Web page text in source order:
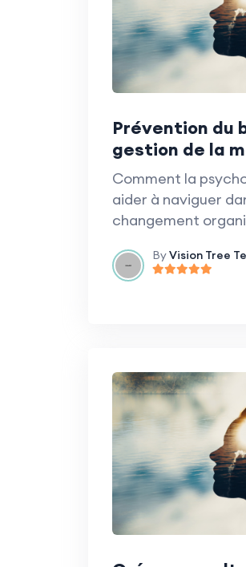
Prévention du
gestion de la
Comment la
aider à naviguer
changement
ByVision Tree